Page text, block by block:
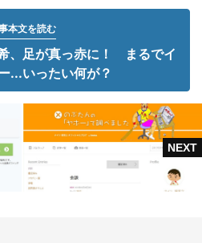
本文を読む
、足が真っ赤に！ まるでイ
...いったい何が？